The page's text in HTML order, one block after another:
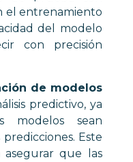
el entrenamiento
del modelo
con precisión
de modelos
predictivo, ya
modelos sean
Este
que las